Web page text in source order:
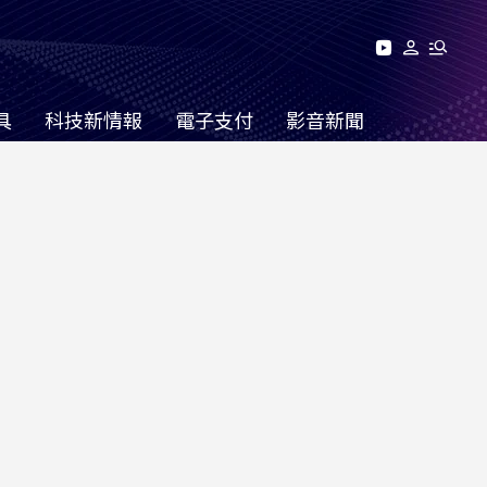
科技新情報 電子支付 影音新聞